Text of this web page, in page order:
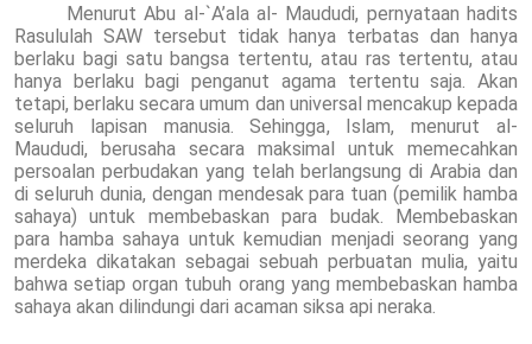
Menurut Abu al-`A’ala al- Maududi, pernyataan hadits
Rasululah SAW tersebut tidak hanya terbatas dan hanya
berlaku bagi satu bangsa tertentu, atau ras tertentu, atau
hanya berlaku bagi penganut agama tertentu saja. Akan
tetapi, berlaku secara umum dan universal mencakup kepada
seluruh lapisan manusia. Sehingga, Islam, menurut al-
Maududi, berusaha secara maksimal untuk memecahkan
persoalan perbudakan yang telah berlangsung di Arabia dan
di seluruh dunia, dengan mendesak para tuan (pemilik hamba
sahaya) untuk membebaskan para budak. Membebaskan
para hamba sahaya untuk kemudian menjadi seorang yang
merdeka dikatakan sebagai sebuah perbuatan mulia, yaitu
bahwa setiap organ tubuh orang yang membebaskan hamba
sahaya akan dilindungi dari acaman siksa api neraka.